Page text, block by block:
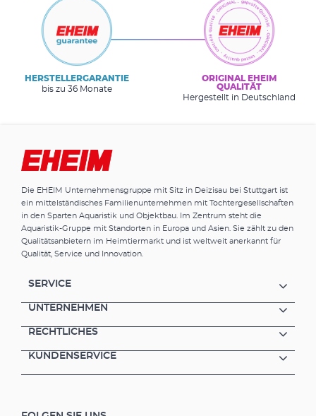
HERSTELLERGARANTIE
bis zu 36 Monate
ORIGINAL EHEIM
QUALITÄT
Hergestellt in Deutschland
Die EHEIM Unternehmensgruppe mit Sitz in Deizisau bei Stuttgart ist
ein mittelständisches Familienunternehmen mit Tochtergesellschaften
in den Sparten Aquaristik und Objektbau. Im Zentrum steht die
Aquaristik-Gruppe mit Standorten in Europa und Asien. Sie zählt zu den
Qualitätsanbietern im Heimtiermarkt und ist weltweit anerkannt für
Qualität, Service und Innovation.
SERVICE
UNTERNEHMEN
RECHTLICHES
KUNDENSERVICE